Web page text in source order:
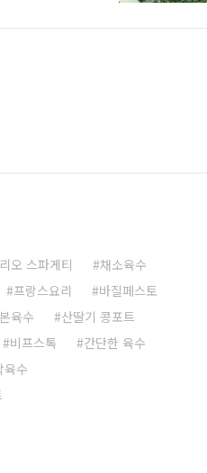
오 스파게티
채소육수
프랑스요리
바질페스토
육수
산딸기 콩포트
비프스톡
간단한 육수
육수